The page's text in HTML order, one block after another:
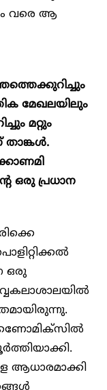
വരെ ആ
മേഖലയിലും
മറ്റും
ഒരു പ്രധാന
ഒരു
ആധാരമാക്കി